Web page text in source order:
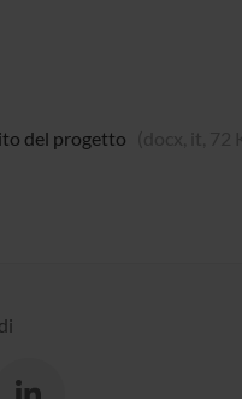
del progetto